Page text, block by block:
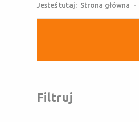
Jesteś tutaj: Strona główna -
Filtruj